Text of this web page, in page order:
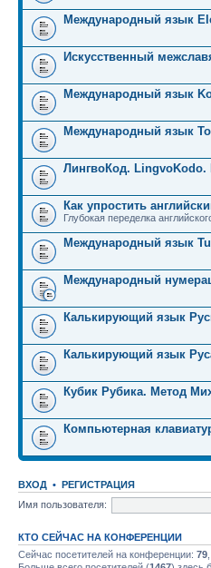
Международный язык
Искусственный
Международный язык
Международный язык
ЛингвоКод.
Как упростить
Глубокая переделка
Международный язык
Международный
Калькирующий язык
Калькирующий язык
Кубик Рубика. Метод
Компьютерная
ВХОД • РЕГИСТРАЦИЯ
Имя пользователя:
КТО СЕЙЧАС НА КОНФЕРЕНЦИИ
Сейчас посетителей на конференции: 79